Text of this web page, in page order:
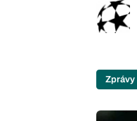
Zprávy